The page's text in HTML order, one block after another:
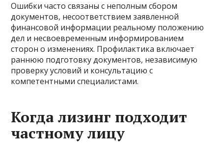
Ошибки часто связаны с неполным сбором
документов, несоответствием заявленной
финансовой информации реальному положению
дел и несвоевременным информированием
сторон о изменениях. Профилактика включает
раннюю подготовку документов, независимую
проверку условий и консультацию с
компетентными специалистами.
Когда лизинг подходит
частному лицу